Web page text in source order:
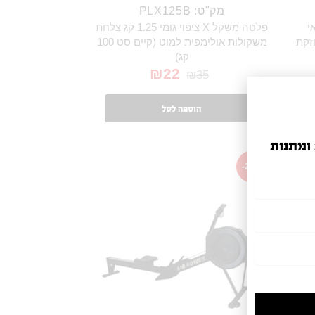
מק"ט: PLX125B
פלטה משקל X ציפוי גומי 1.25 קג צלחת
משקולות אולימפית למוט (קיים סט 100
קג)
₪35
₪22
הוספה לסל
-25%
ומתנות